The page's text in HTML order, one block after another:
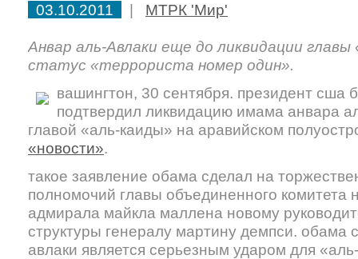
03.10.2011 | МТРК 'Мир'
Анвар аль-Авлаки еще до ликвидации
статус «террориста номер один».
вашингтон, 30 сентября. президент сша
подтвердил ликвидацию имама анвара
главой «аль-каиды» на аравийском
«новости».
такое заявление обама сделал на
полномочий главы объединенного комитета
адмирала майкла маллена новому
структуры генералу мартину демпси. обама
авлаки является серьезным ударом для